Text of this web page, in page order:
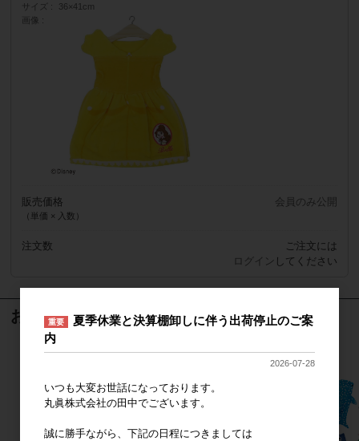
サイズ
36×41cm
画像
販売価格
（単価 × 入数）
会員のみ公開
注文数
ご注文には
ログイン してください
おすすめ商品
重要
夏季休業と決算棚卸しに伴う出荷停止のご案
内
2026-07-28
いつも大変お世話になっております。
丸眞株式会社の田中でございます。
誠に勝手ながら、下記の日程につきましては